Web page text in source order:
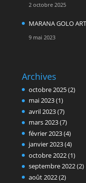
2 octobre 2025
MARANA GOLO
9 mai 2023
Archives
octobre 2025(2)
mai 2023(1)
avril 2023(7)
mars 2023(7)
février 2023(4)
janvier 2023(4)
octobre 2022(1)
septembre 2022(2)
août 2022(2)